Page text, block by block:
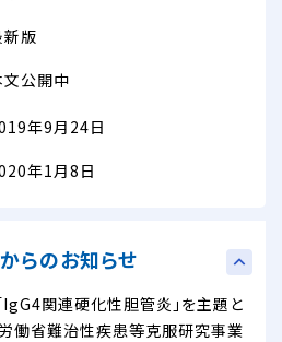
新版
文公開中
年9月24日
年1月8日
らのお知らせ
IgG4関連硬化性胆管炎」を主題と
労働省難治性疾患等克服研究事業